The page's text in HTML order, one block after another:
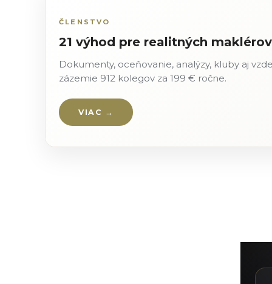
ČLENSTVO
21 výhod pre realitných maklérov
Dokumenty, oceňovanie, analýzy, kluby aj
zázemie 912 kolegov za 199 € ročne.
VIAC →